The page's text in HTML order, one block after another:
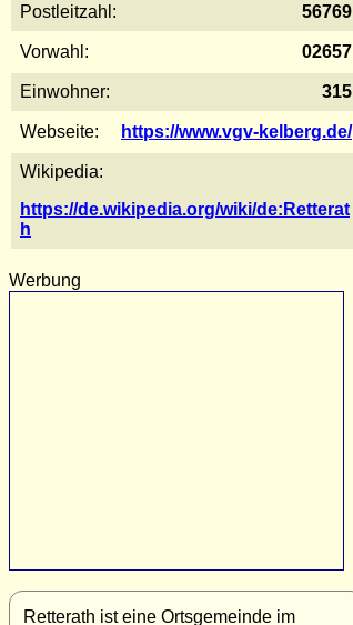
Postleitzahl: 56769
Vorwahl: 02657
Einwohner: 315
Webseite: https://www.vgv-kelberg.de/
Wikipedia:
https://de.wikipedia.org/wiki/de:Retterat
h
Werbung
Retterath ist eine Ortsgemeinde im